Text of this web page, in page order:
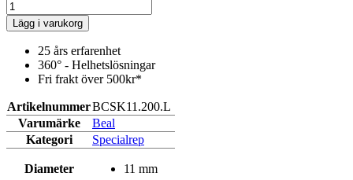
Lägg i varukorg
25 års erfarenhet
360° - Helhetslösningar
Fri frakt över 500kr*
ArtikelnummerBCSK11.200.L
Varumärke
Beal
Kategori
Specialrep
Diameter 11 mm